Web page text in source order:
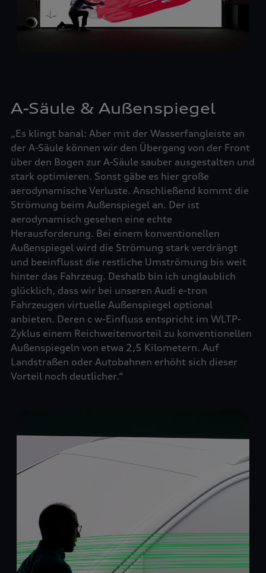
A-Säule & Außenspiegel
„Es klingt banal: Aber mit der Wasserfangleiste an
der A-Säule können wir den Übergang von der Front
über den Bogen zur A-Säule sauber ausgestalten und
stark optimieren. Sonst gäbe es hier große
aerodynamische Verluste. Anschließend kommt die
Strömung beim Außenspiegel an. Der ist
aerodynamisch gesehen eine echte
Herausforderung. Bei einem konventionellen
Außenspiegel wird die Strömung stark verdrängt
und beeinflusst die restliche Umströmung bis weit
hinter das Fahrzeug. Deshalb bin ich unglaublich
glücklich, dass wir bei unseren Audi e-tron
Fahrzeugen virtuelle Außenspiegel optional
anbieten. Deren c w-Einfluss entspricht im WLTP-
Zyklus einem Reichweitenvorteil zu konventionellen
Außenspiegeln von etwa 2,5 Kilometern. Auf
Landstraßen oder Autobahnen erhöht sich dieser
Vorteil noch deutlicher.“